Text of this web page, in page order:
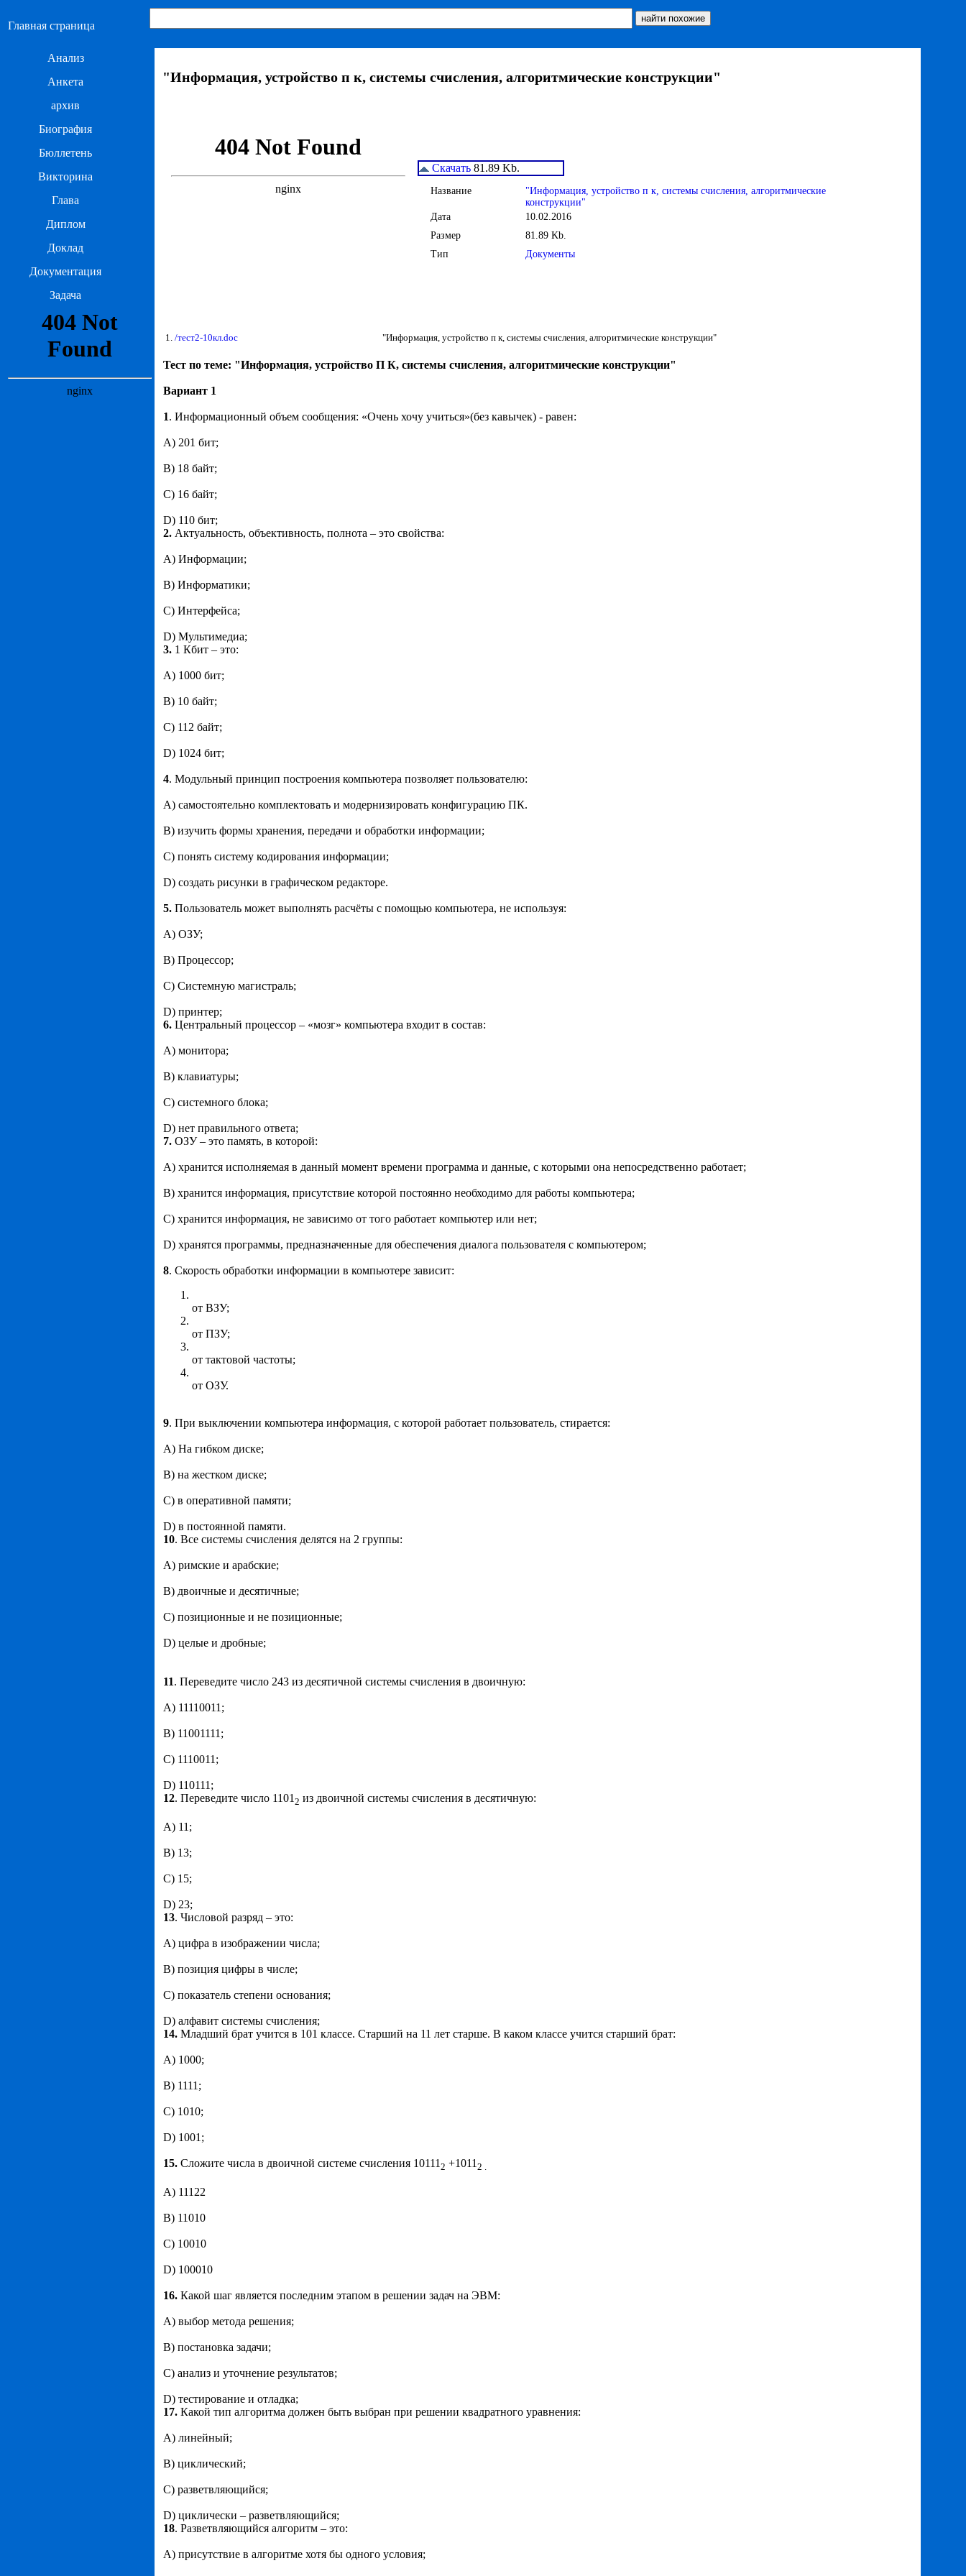
Главная страница
Анализ
Анкета
архив
Биография
Бюллетень
Викторина
Глава
Диплом
Доклад
Документация
Задача
"Информация, устройство п к, системы счисления, алгоритмические конструкции"
Скачать 81.89 Kb.
Название
"Информация, устройство п к, системы счисления, алгоритмические
конструкции"
Дата
10.02.2016
Размер
81.89 Kb.
Тип
Документы
1. /тест2-10кл.doc "Информация, устройство п к, системы счисления, алгоритмические конструкции"
Тест по теме: "Информация, устройство П К, системы счисления, алгоритмические конструкции"
Вариант 1
1. Информационный объем сообщения: «Очень хочу учиться»(без кавычек) - равен:
А) 201 бит;
B) 18 байт;
C) 16 байт;
D) 110 бит;
2. Актуальность, объективность, полнота – это свойства:
А) Информации;
B) Информатики;
C) Интерфейса;
D) Мультимедиа;
3. 1 Кбит – это:
А) 1000 бит;
B) 10 байт;
C) 112 байт;
D) 1024 бит;
4. Модульный принцип построения компьютера позволяет пользователю:
A) самостоятельно комплектовать и модернизировать конфигурацию ПК.
B) изучить формы хранения, передачи и обработки информации;
C) понять систему кодирования информации;
D) создать рисунки в графическом редакторе.
5. Пользователь может выполнять расчёты с помощью компьютера, не используя:
А) ОЗУ;
B) Процессор;
C) Системную магистраль;
D) принтер;
6. Центральный процессор – «мозг» компьютера входит в состав:
А) монитора;
B) клавиатуры;
C) системного блока;
D) нет правильного ответа;
7. ОЗУ – это память, в которой:
А) хранится исполняемая в данный момент времени программа и данные, с которыми она непосредственно работает;
B) хранится информация, присутствие которой постоянно необходимо для работы компьютера;
C) хранится информация, не зависимо от того работает компьютер или нет;
D) хранятся программы, предназначенные для обеспечения диалога пользователя с компьютером;
8. Скорость обработки информации в компьютере зависит:
от ВЗУ;
от ПЗУ;
от тактовой частоты;
от ОЗУ.
9. При выключении компьютера информация, с которой работает пользователь, стирается:
А) На гибком диске;
В) на жестком диске;
С) в оперативной памяти;
D) в постоянной памяти.
10. Все системы счисления делятся на 2 группы:
А) римские и арабские;
В) двоичные и десятичные;
С) позиционные и не позиционные;
D) целые и дробные;
11. Переведите число 243 из десятичной системы счисления в двоичную:
А) 11110011;
В) 11001111;
С) 1110011;
D) 110111;
12. Переведите число 1101 2 из двоичной системы счисления в десятичную:
А) 11;
В) 13;
С) 15;
D) 23;
13. Числовой разряд – это:
А) цифра в изображении числа;
В) позиция цифры в числе;
С) показатель степени основания;
D) алфавит системы счисления;
14. Младший брат учится в 101 классе. Старший на 11 лет старше. В каком классе учится старший брат:
А) 1000;
В) 1111;
С) 1010;
D) 1001;
15. Сложите числа в двоичной системе счисления 10111 2 +1011 2 .
А) 11122
В) 11010
С) 10010
D) 100010
16. Какой шаг является последним этапом в решении задач на ЭВМ:
А) выбор метода решения;
В) постановка задачи;
С) анализ и уточнение результатов;
D) тестирование и отладка;
17. Какой тип алгоритма должен быть выбран при решении квадратного уравнения:
А) линейный;
В) циклический;
С) разветвляющийся;
D) циклически – разветвляющийся;
18. Разветвляющийся алгоритм – это:
А) присутствие в алгоритме хотя бы одного условия;